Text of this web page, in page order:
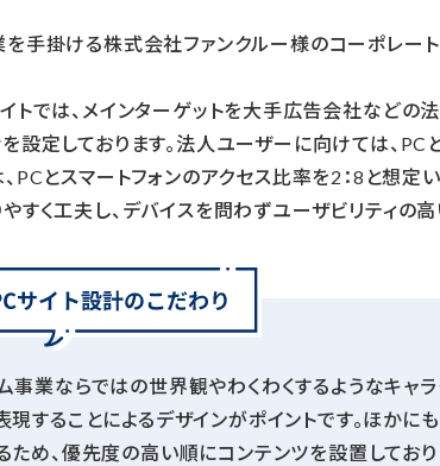
手掛ける株式会社ファンクルー様のコーポレート
トでは、メインターゲットを大手広告会社など
設定しております。法人ユーザーに向けては、PC
PCとスマートフォンのアクセス比率を2：8と想定
すく工夫し、デバイスを問わずユーザビリティの
事業ならではの世界観やわくわくするようなキャ
現することによるデザインがポイントです。ほか
ため、優先度の高い順にコンテンツを設置してお